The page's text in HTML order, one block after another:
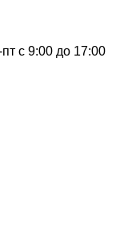
с 9:00 до 17:00